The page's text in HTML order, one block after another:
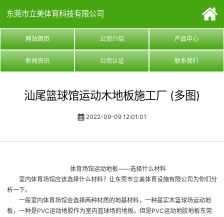
东莞市立美体育科技有限公司
网站首页 公司介绍 产品中心
新闻资讯 公司认证 联系我们
汕尾篮球馆运动木地板施工厂 (多图)
2022-09-09 12:01:01
体育场馆运动地板——选择什么材料
室内体育场馆应该选择什么材料？让东莞市立美体育设施有限公司为你们分
析一下。
一般室内体育场馆会选择两种材质的地基材料，一种是实木篮球场运动地
板，一种是PVC运动地胶作为室内篮球场的地板。但是PVC运动地胶地板东莞